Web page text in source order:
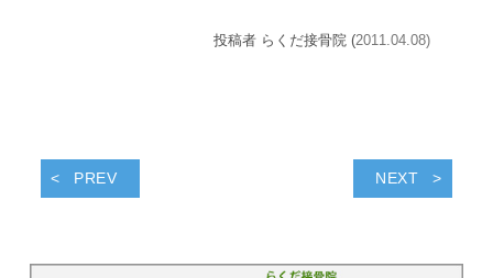
投稿者 らくだ接骨院 (2011.04.08)
PREV NEXT